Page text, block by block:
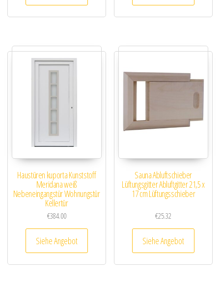
Haustüren kuporta Kunststoff
Meridana weiß
Nebeneingangstür Wohnungstür
Kellertür
€384.00
Siehe Angebot
Sauna Abluftschieber
Lüftungsgitter Abluftgitter 21,5 x
17 cm Lüftungsschieber
€25.32
Siehe Angebot